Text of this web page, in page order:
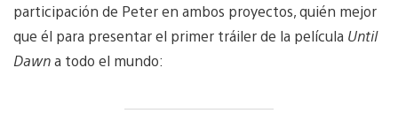
participación de Peter en ambos proyectos, quién mejor
que él para presentar el primer tráiler de la película Until
Dawna todo el mundo: